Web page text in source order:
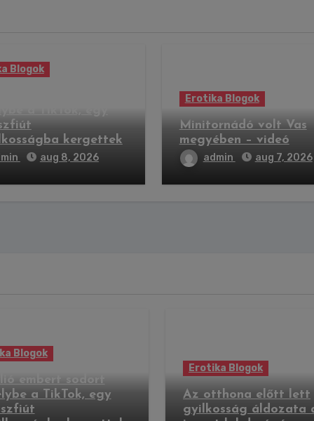
Blogok
kergettek
aug 8, 2026
Erotika Blogok
Minitornádó volt Vas
megyében – videó
admin aug 7, 2026
Blogok
embert sodort
a TikTok, egy
Erotika Blogok
Az otthona előtt lett
gyilkosság áldozata